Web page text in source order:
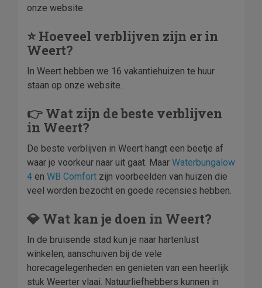
onze website.
⭐ Hoeveel verblijven zijn er in
Weert?
In Weert hebben we 16 vakantiehuizen te huur
staan op onze website.
👉 Wat zijn de beste verblijven
in Weert?
De beste verblijven in Weert hangt een beetje af
waar je voorkeur naar uit gaat. Maar Waterbungalow
4 en WB Comfort zijn voorbeelden van huizen die
veel worden bezocht en goede recensies hebben.
💎 Wat kan je doen in Weert?
In de bruisende stad kun je naar hartenlust
winkelen, aanschuiven bij de vele
horecagelegenheden en genieten van een heerlijk
stuk Weerter vlaai. Natuurliefhebbers kunnen in